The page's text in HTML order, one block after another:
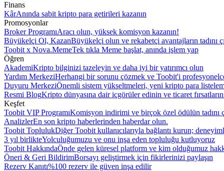
Finans
KârAnında sabit kripto para getirileri kazanın
Promosyonlar
Broker ProgramıAracı olun, yüksek komisyon kazanın!
Büyükelçi Ol, KazanBüyükelçi olun ve rekabetçi avantajların tadını
Toobit x Nova.MemeTek tıkla Meme başlat, anında işlem yap
Öğren
AkademiKripto bilginizi tazeleyin ve daha iyi bir yatırımcı olun
Yardım MerkeziHerhangi bir sorunu çözmek ve Toobit'i
Duyuru MerkeziÖnemli sistem yükseltmeleri, yeni kripto para
Resmi BlogKripto dünyasına dair içgörüler edinin ve ticaret
Keşfet
Toobit VIP ProgramıKomisyon indirimi ve birçok özel ödülün tadını
AnalizlerEn son kripto haberlerinden haberdar olun.
Toobit ToplulukDiğer Toobit kullanıcılarıyla bağlantı kurun;
3 yıl birlikteYolculuğumuzu ve onu inşa eden topluluğu kutluyoruz
Toobit HakkındaÖnde gelen küresel platform ve kim olduğumuz
Öneri & Geri BildirimBorsayı geliştirmek için fikirlerinizi paylaşın
Rezerv Kanıtı%100 rezerv ile güven inşa edilir